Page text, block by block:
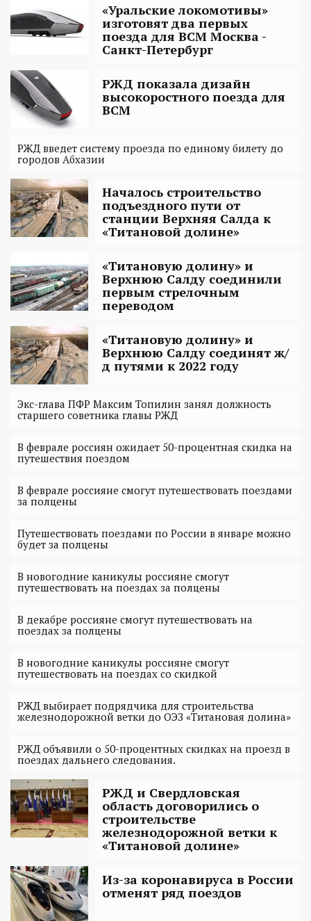
«Уральские локомотивы»
изготовят два первых
поезда для ВСМ Москва -
Санкт-Петербург
РЖД показала дизайн
высокоростного поезда для
ВСМ
РЖД введет систему проезда по единому билету до
городов Абхазии
Началось строительство
подъездного пути от
станции Верхняя Салда к
«Титановой долине»
«Титановую долину» и
Верхнюю Салду соединили
первым стрелочным
переводом
«Титановую долину» и
Верхнюю Салду соединят ж/
д путями к 2022 году
Экс-глава ПФР Максим Топилин занял должность
старшего советника главы РЖД
В феврале россиян ожидает 50-процентная скидка на
путешествия поездом
В феврале россияне смогут путешествовать поездами
за полцены
Путешествовать поездами по России в январе можно
будет за полцены
В новогодние каникулы россияне смогут
путешествовать на поездах за полцены
В декабре россияне смогут путешествовать на
поездах за полцены
В новогодние каникулы россияне смогут
путешествовать на поездах со скидкой
РЖД выбирает подрядчика для строительства
железнодорожной ветки до ОЭЗ «Титановая долина»
РЖД объявили o 50-процентных скидках на проезд в
поездах дальнего следования.
РЖД и Свердловская
область договорились о
строительстве
железнодорожной ветки к
«Титановой долине»
Из-за коронавируса в России
отменят ряд поездов